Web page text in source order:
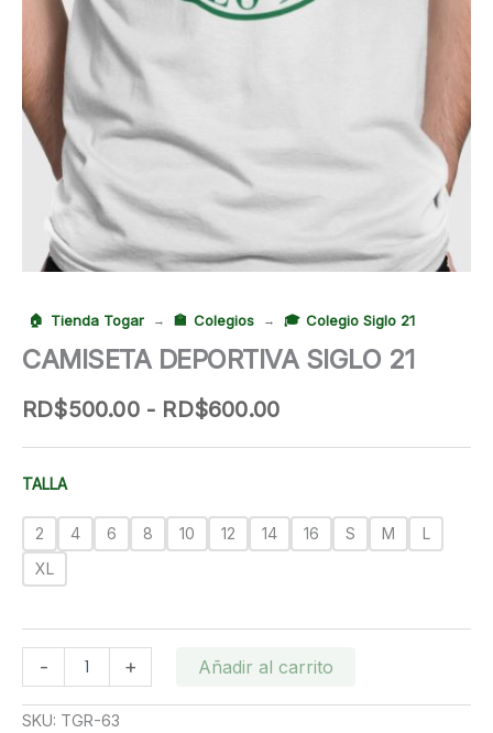
Tienda Togar → Colegios → Colegio Siglo 21
CAMISETA DEPORTIVA SIGLO 21
RD$500.00 - RD$600.00Rango
precios:
hasta
RD$600.00
TALLA
2 4 6 8 10 12 14 16 S M
L
XL
-
CAMISETA
DEPORTIVA
SIGLO
21
+ Añadir al carrito
SKU: TGR-63